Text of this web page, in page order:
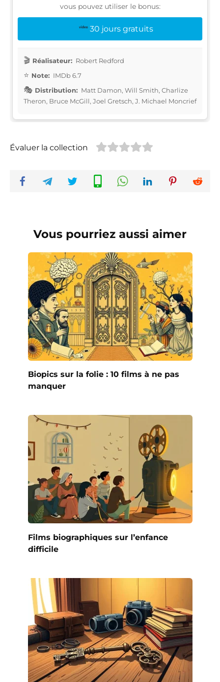
vous pouvez utiliser le bonus:
30 jours gratuits
Réalisateur: Robert Redford
Note: IMDb 6.7
Distribution: Matt Damon, Will Smith, Charlize
Theron, Bruce McGill, Joel Gretsch, J. Michael Moncrief
Évaluer la collection
Vous pourriez aussi aimer
Biopics sur la folie : 10 films à ne pas
manquer
Films biographiques sur l’enfance
difficile